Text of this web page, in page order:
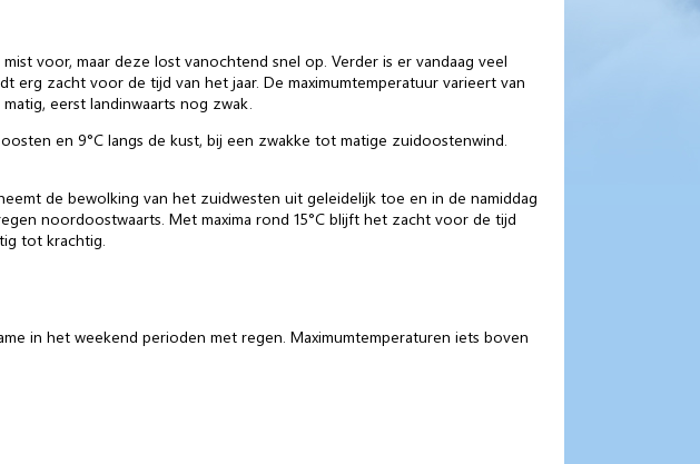
voor, maar deze lost vanochtend snel op. Verder is er vandaag veel
zacht voor de tijd van het jaar. De maximumtemperatuur varieert van
eerst landinwaarts nog zwak.
en 9°C langs de kust, bij een zwakke tot matige zuidoostenwind.
de bewolking van het zuidwesten uit geleidelijk toe en in de namiddag
noordoostwaarts. Met maxima rond 15°C blijft het zacht voor de tijd
tot krachtig.
in het weekend perioden met regen. Maximumtemperaturen iets boven